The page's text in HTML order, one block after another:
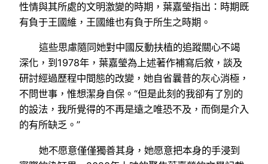
性情與其所處的文明激變的時期，葉嘉瑩指出：時期既
有負于王國維，王國維也有負于所生之時期。
這些思慮隨同她對中國反動扶植的追蹤關心不竭
深化，到1978年，葉嘉瑩為上述著作補寫后敘，談及
研討經過歷程中間態的改變，她自省曩昔的灰心消極，
不問世事，惟想潔身自保。“但是此刻的我卻有了別的
的設法，我所覺得的不再是遠之唯恐不及，而倒是介入
的有所缺乏。”
她不愿意僅僅獨善其身，她愿意把本身的手浸到